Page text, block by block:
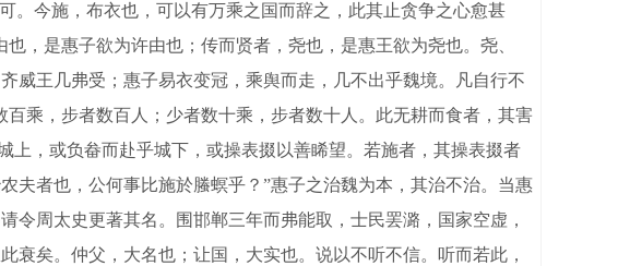
。今施，布衣也，可以有万乘之国而辞之，此其止贪争之心愈甚
，是惠子欲为许由也；传而贤者，尧也，是惠王欲为尧也。尧、
威王几弗受；惠子易衣变冠，乘舆而走，几不出乎魏境。凡自行不
乘，步者数百人；少者数十乘，步者数十人。此无耕而食者，其害
上，或负畚而赴乎城下，或操表掇以善睎望。若施者，其操表掇者
夫者也，公何事比施於螣螟乎？”惠子之治魏为本，其治不治。当惠
周太史更著其名。围邯郸三年而弗能取，士民罢潞，国家空虚，
矣。仲父，大名也；让国，大实也。说以不听不信。听而若此，